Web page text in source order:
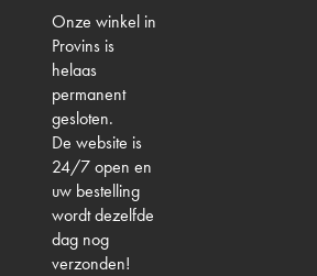
Onze winkel in
Provins is
helaas
permanent
gesloten.
De website is
24/7 open en
uw bestelling
wordt dezelfde
dag nog
verzonden!